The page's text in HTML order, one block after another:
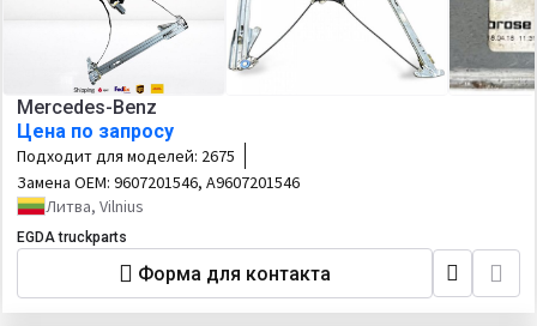
Mercedes-Benz
Цена по запросу
Подходит для моделей: 2675
Замена OEM: 9607201546, A9607201546
Литва, Vilnius
EGDA truckparts
Форма для контакта